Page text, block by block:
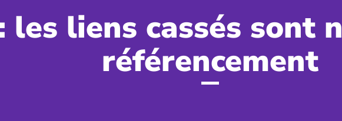
les liens cassés sont
référencement